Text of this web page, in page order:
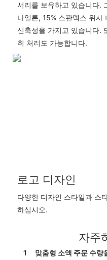
서리를 보유하고 있습니다.
나일론, 15% 스판덱스 위사
신축성을 가지고 있습니다.
취 처리도 가능합니다.
로고 디자인
다양한 디자인 스타일과 스
하십시오.
자주
1 맞춤형 소액 주문 수량